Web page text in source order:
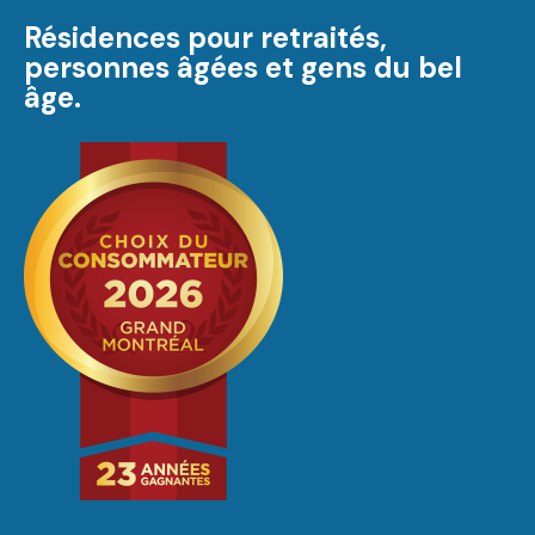
Résidences pour retraités,
personnes âgées et gens du bel
âge.